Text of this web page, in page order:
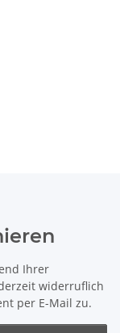
Ihrer
widerruflich
per E-Mail zu.